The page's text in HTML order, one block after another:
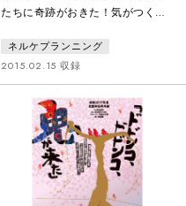
たちに奇跡がおきた！気がつく
っていた!?大好きなママのピンチ
を救おうと決意するベイビーた
ち。果たして、ボクたちは、ママ
を助けることができるのか!?
ネルケプランニング
2015.02.15 収録